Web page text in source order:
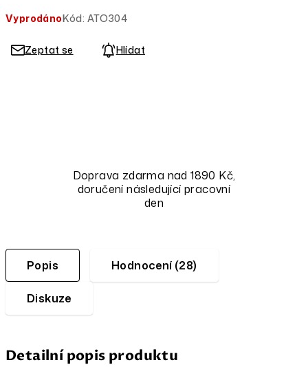
VyprodánoKód: ATO304
Zeptat se Hlídat
Doprava zdarma nad 1890 Kč,
doručení následující pracovní
den
Popis Hodnocení (28)
Diskuze
Detailní popis produktu